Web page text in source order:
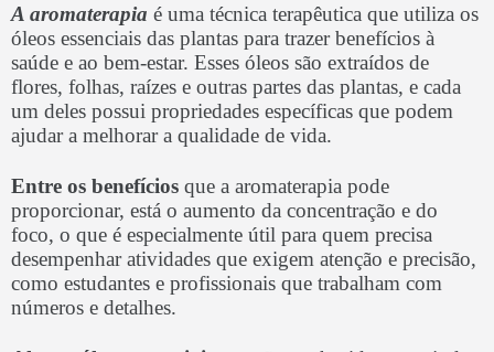
A aromaterapia é uma técnica terapêutica que utiliza os
óleos essenciais das plantas para trazer benefícios à
saúde e ao bem-estar. Esses óleos são extraídos de
flores, folhas, raízes e outras partes das plantas, e cada
um deles possui propriedades específicas que podem
ajudar a melhorar a qualidade de vida.
Entre os benefícios que a aromaterapia pode
proporcionar, está o aumento da concentração e do
foco, o que é especialmente útil para quem precisa
desempenhar atividades que exigem atenção e precisão,
como estudantes e profissionais que trabalham com
números e detalhes.